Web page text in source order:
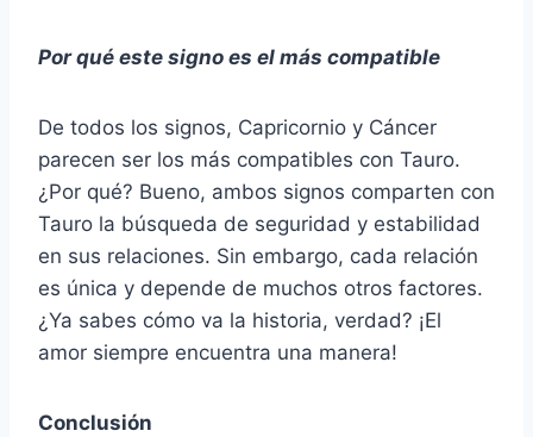
Por qué este signo es el más compatible
De todos los signos, Capricornio y Cáncer
parecen ser los más compatibles con Tauro.
¿Por qué? Bueno, ambos signos comparten con
Tauro la búsqueda de seguridad y estabilidad
en sus relaciones. Sin embargo, cada relación
es única y depende de muchos otros factores.
¿Ya sabes cómo va la historia, verdad? ¡El
amor siempre encuentra una manera!
Conclusión